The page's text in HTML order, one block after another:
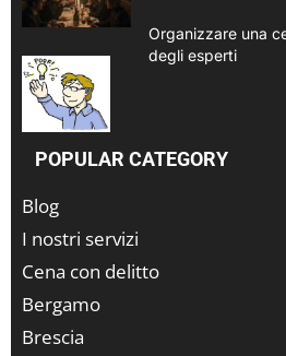
Organizzare una
degli esperti
POPULAR CATEGORY
Blog
I nostri servizi
Cena con delitto
Bergamo
Brescia